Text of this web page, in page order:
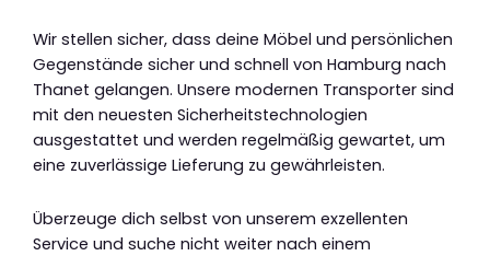
Wir stellen sicher, dass deine Möbel und persönlichen
Gegenstände sicher und schnell von Hamburg nach
Thanet gelangen. Unsere modernen Transporter sind
mit den neuesten Sicherheitstechnologien
ausgestattet und werden regelmäßig gewartet, um
eine zuverlässige Lieferung zu gewährleisten.
Überzeuge dich selbst von unserem exzellenten
Service und suche nicht weiter nach einem